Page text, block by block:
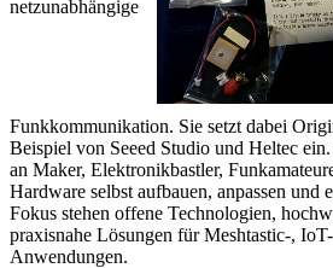
netzunabhängige
Funkkommunikation. Sie setzt dabei
Beispiel von Seeed Studio und Heltec
an Maker, Elektronikbastler,
Hardware selbst aufbauen, anpassen und
Fokus stehen offene Technologien,
praxisnahe Lösungen für Meshtastic-,
Anwendungen.